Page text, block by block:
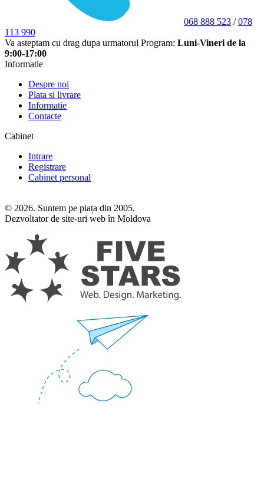
068 888 523 /078
113 990
Va asteptam cu drag dupa urmatorul Program: Luni-Vineri de la
9:00-17:00
Informatie
Despre noi
Plata si livrare
Informatie
Contacte
Cabinet
Intrare
Registrare
Cabinet personal
© 2026. Suntem pe piața din 2005.
Dezvoltator de site-uri web în Moldova